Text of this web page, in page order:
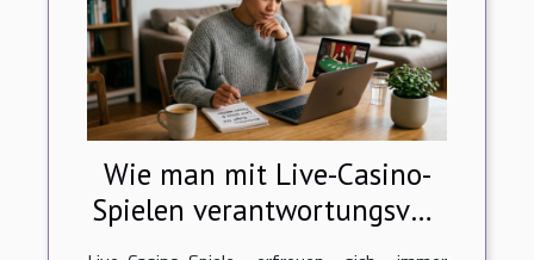
Wie man mit Live-Casino-
Spielen verantwortungsvoll
umgeht?